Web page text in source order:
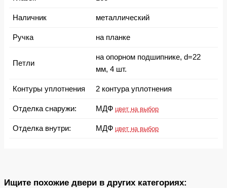
Наличник металлический
Ручка на планке
Петли
на опорном подшипнике, d=22
мм, 4 шт.
Контуры уплотнения 2 контура уплотнения
Отделка снаружи: МДФ цвет на выбор
Отделка внутри: МДФ цвет на выбор
Ищите похожие двери в других категориях: